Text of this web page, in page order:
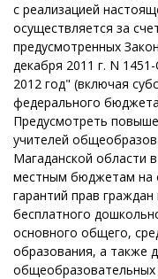
с реализацией
осуществляется за
предусмотренных
декабря 2011 г. N
2012 год" (включая
федерального
Предусмотреть
учителей
Магаданской области
местным бюджетам на
гарантий прав
бесплатного
основного общего,
образования, а также
общеобразовательных